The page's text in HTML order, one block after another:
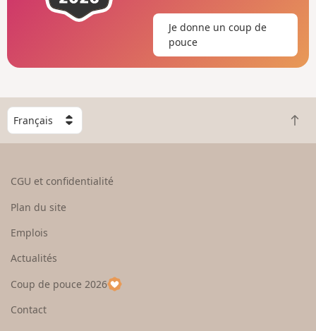
Je donne un coup de
pouce
C
h
o
e
u
p
a
R
e
CGU et confidentialité
Plan du site
Emplois
Actualités
Coup de pouce 2026
Contact